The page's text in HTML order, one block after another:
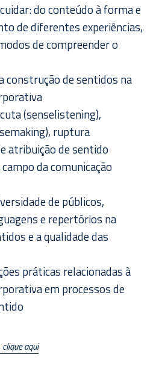
do conteúdo à forma e
de diferentes experiências,
de compreender o
construção de sentidos na
(senselistening),
ruptura
atribuição de sentido
da comunicação
de públicos,
e repertórios na
e a qualidade das
práticas relacionadas à
em processos de
aqui